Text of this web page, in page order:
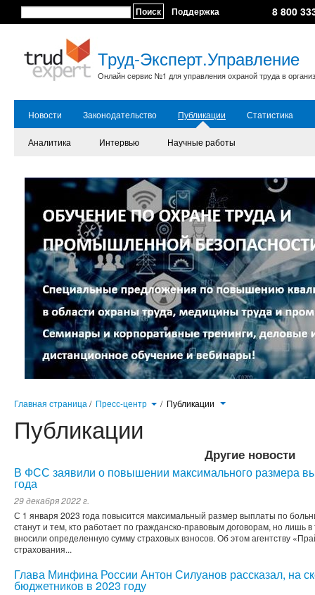
Поиск Поддержка 8 800
Труд-Эксперт.Управление
Онлайн сервис №1 для управления охраной труда в
Новости Законодательство Публикации Статистика
Аналитика Интервью Научные работы
Главная страница / Пресс-центр / Публикации
Публикации
Другие новости
В ФСС заявили о повышении максимального размера
года
29 декабря 2022 г.
С 1 января 2023 года повысится максимальный размер выплаты по
станут и тем, кто работает по гражданско-правовым договорам, но лишь
вносили определенную сумму страховых взносов. Об этом агентству
страхования...
Глава Минфина России Антон Силуанов рассказал, на
бюджетников в 2023 году